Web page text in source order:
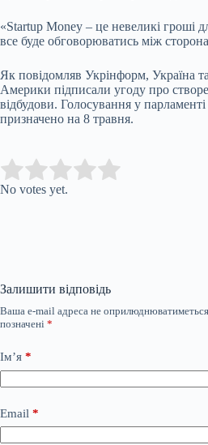
«Startup Money – це невеликі гроші
все буде обговорюватись між
Як повідомляв Укрінформ, Україна
Америки підписали угоду про
відбудови. Голосування у
призначено на 8 травня.
Rate this item:
No votes yet.
Залишити відповідь
Ваша e-mail адреса не
позначені *
Ім’я *
Email *